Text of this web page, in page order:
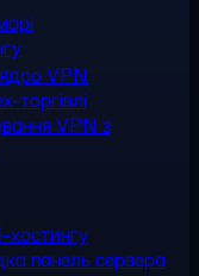
VPN
торгівлі
VPN з
хостингу
панель сервера